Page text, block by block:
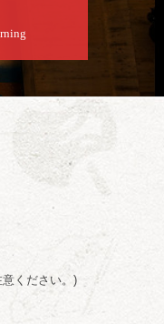
注意ください。)